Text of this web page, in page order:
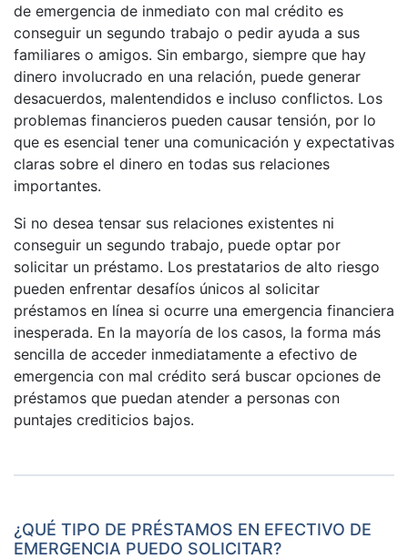
de emergencia de inmediato con mal crédito es
conseguir un segundo trabajo o pedir ayuda a sus
familiares o amigos. Sin embargo, siempre que hay
dinero involucrado en una relación, puede generar
desacuerdos, malentendidos e incluso conflictos. Los
problemas financieros pueden causar tensión, por lo
que es esencial tener una comunicación y expectativas
claras sobre el dinero en todas sus relaciones
importantes.
Si no desea tensar sus relaciones existentes ni
conseguir un segundo trabajo, puede optar por
solicitar un préstamo. Los prestatarios de alto riesgo
pueden enfrentar desafíos únicos al solicitar
préstamos en línea si ocurre una emergencia financiera
inesperada. En la mayoría de los casos, la forma más
sencilla de acceder inmediatamente a efectivo de
emergencia con mal crédito será buscar opciones de
préstamos que puedan atender a personas con
puntajes crediticios bajos.
¿QUÉ TIPO DE PRÉSTAMOS EN EFECTIVO DE
EMERGENCIA PUEDO SOLICITAR?